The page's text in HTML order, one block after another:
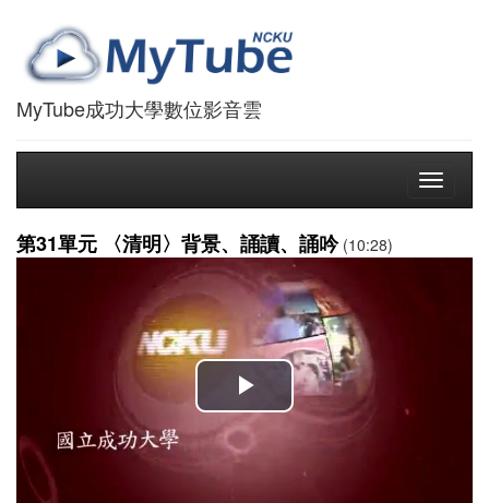
MyTube成功大學數位影音雲
Toggle
第31單元 〈清明〉背景、誦讀、誦吟(10:28)
播
放